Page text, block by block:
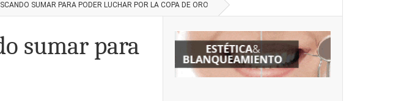
SUMAR PARA PODER LUCHAR POR LA COPA DE ORO
sumar para